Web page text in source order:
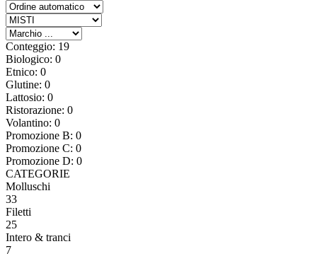
Conteggio: 19
Biologico: 0
Etnico: 0
Glutine: 0
Lattosio: 0
Ristorazione: 0
Volantino: 0
Promozione B: 0
Promozione C: 0
Promozione D: 0
CATEGORIE
Molluschi
33
Filetti
25
Intero & tranci
7